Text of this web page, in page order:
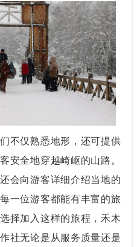
仅熟悉地形，还可提供
安全地穿越崎岖的山路。
会向游客详细介绍当地的
一位游客都能有丰富的旅
择加入这样的旅程，禾木
社无论是从服务质量还是